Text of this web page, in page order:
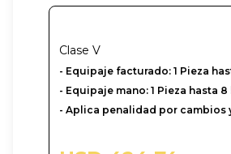
Clase V
- ‎Equipaje facturado: 1 Pieza
- Equipaje mano: 1 Pieza hasta 8
- Aplica penalidad por cambios